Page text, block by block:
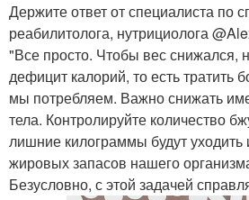
Держите ответ от специалиста по
реабилитолога, нутрициолога
"Все просто. Чтобы вес снижался,
дефицит калорий, то есть тратить
мы потребляем. Важно снижать
тела. Контролируйте количество
лишние килограммы будут уходить
жировых запасов нашего
Безусловно, с этой задачей